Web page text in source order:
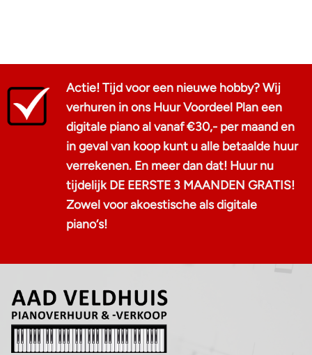
Actie! Tijd voor een nieuwe hobby? Wij
verhuren in ons Huur Voordeel Plan een
digitale piano al vanaf €30,- per maand en
in geval van koop kunt u alle betaalde huur
verrekenen. En meer dan dat! Huur nu
tijdelijk DE EERSTE 3 MAANDEN GRATIS!
Zowel voor akoestische als digitale
piano‘s!